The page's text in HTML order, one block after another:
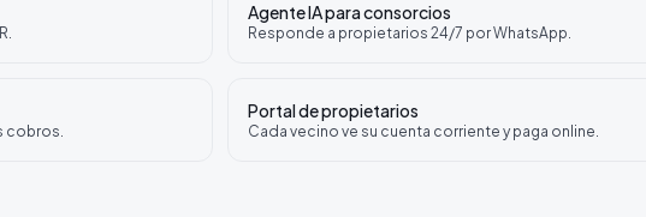
Agente IA para consorcios
Responde a propietarios 24/7 por WhatsApp.
cobros.
Portal de propietarios
Cada vecino ve su cuenta corriente y paga online.